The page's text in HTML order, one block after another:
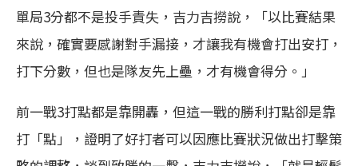
單局3分都不是投手責失，吉力吉撈說，「以比賽結果
來說，確實要感謝對手漏接，才讓我有機會打出安打，
打下分數，但也是隊友先上壘，才有機會得分。」
前一戰3打點都是靠開轟，但這一戰的勝利打點卻是靠
打「點」，證明了好打者可以因應比賽狀況做出打擊策